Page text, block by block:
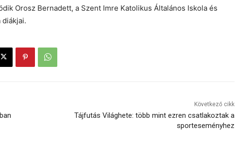
Orosz Bernadett, a Szent Imre Katolikus Általános Iskola és
diákjai.
Következő cikk
Tájfutás Világhete: több mint ezren csatlakoztak a
sporteseményhez